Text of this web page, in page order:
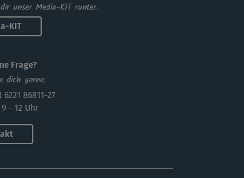
unser Media-KIT runter.
KIT
Frage?
dich gerne:
6221 86811-27
- 12 Uhr